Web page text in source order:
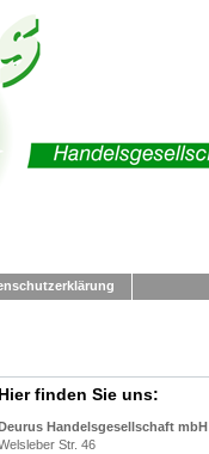
Hier finden Sie uns:
Handelsgesellschaft mbH
Str. 46